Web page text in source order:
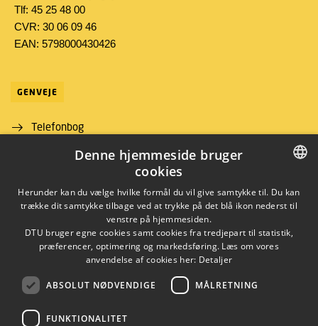
Tlf: 45 25 48 00
CVR: 30 06 09 46
EAN: 5798000430426
GENVEJE
Telefonbog
Job og karriere
LINKEDIN
DANISH
ENGLISH
Denne hjemmeside bruger
cookies
Herunder kan du vælge hvilke formål du vil give samtykke til. Du kan
trække dit samtykke tilbage ved at trykke på det blå ikon nederst til
venstre på hjemmesiden.
DTU bruger egne cookies samt cookies fra tredjepart til statistik,
præferencer, optimering og markedsføring. Læs om vores
anvendelse af cookies her: Detaljer
ABSOLUT NØDVENDIGE MÅLRETNING
FUNKTIONALITET